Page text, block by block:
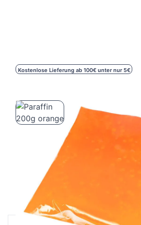
Kostenlose Lieferung ab 100€ unter nur 5€
Paraffin 200g orange
B2B Preis